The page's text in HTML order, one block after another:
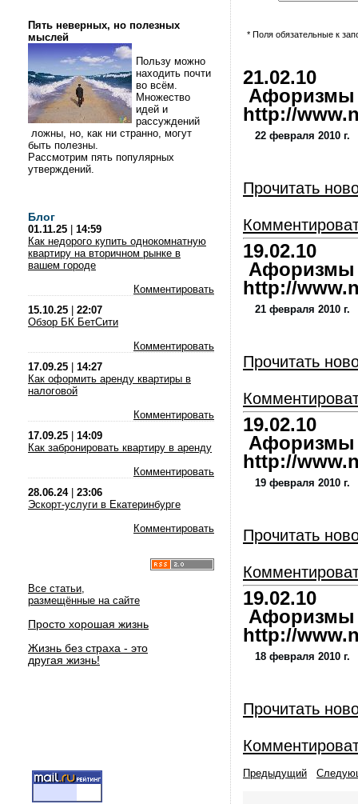
Пять неверных, но полезных
мыслей
Пользу можно
находить почти
во всём.
Множество
идей и
рассуждений
ложны, но, как ни странно, могут
быть полезны.
Рассмотрим пять популярных
утверждений.
Блог
01.11.25
14:59
Как недорого купить однокомнатную
квартиру на вторичном рынке в
вашем городе
Комментировать
15.10.25
22:07
Обзор БК БетСити
Комментировать
17.09.25
14:27
Как оформить аренду квартиры в
налоговой
Комментировать
17.09.25
14:09
Как забронировать квартиру в аренду
Комментировать
28.06.24| 23:06
Эскорт-услуги в Екатеринбурге
Комментировать
Все статьи,
размещённые на сайте
Просто хорошая жизнь
Жизнь без страха - это
другая жизнь!
* Поля обязательные к
21.02.10
Афоризмы
http://
22 февраля 2010 г.
Прочитать
19.02.10
Афоризмы
http://
21 февраля 2010 г.
Прочитать
19.02.10
Афоризмы
http://
19 февраля 2010 г.
Прочитать
19.02.10
Афоризмы
http://
18 февраля 2010 г.
Прочитать
Предыдущий